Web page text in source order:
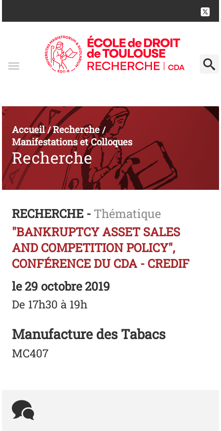
Accueil/Recherche/
Manifestations et Colloques
Recherche
RECHERCHE - Thématique
"BANKRUPTCY ASSET SALES
AND COMPETITION POLICY",
CONFÉRENCE DU CDA - CREDIF
le29 octobre 2019
De 17h30 à 19h
Manufacture des Tabacs
MC407